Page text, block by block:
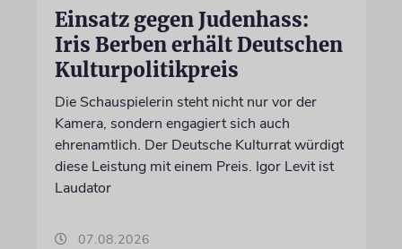
Einsatz gegen Judenhass:
Iris Berben erhält Deutschen
Kulturpolitikpreis
Die Schauspielerin steht nicht nur vor der
Kamera, sondern engagiert sich auch
ehrenamtlich. Der Deutsche Kulturrat würdigt
diese Leistung mit einem Preis. Igor Levit ist
Laudator
07.08.2026